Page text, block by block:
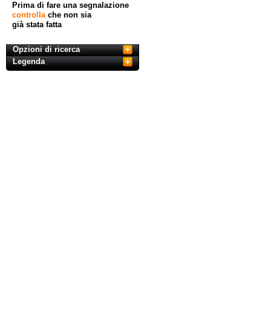
Prima di fare una segnalazione
controllache non sia
già stata fatta
Opzioni di ricerca
Legenda